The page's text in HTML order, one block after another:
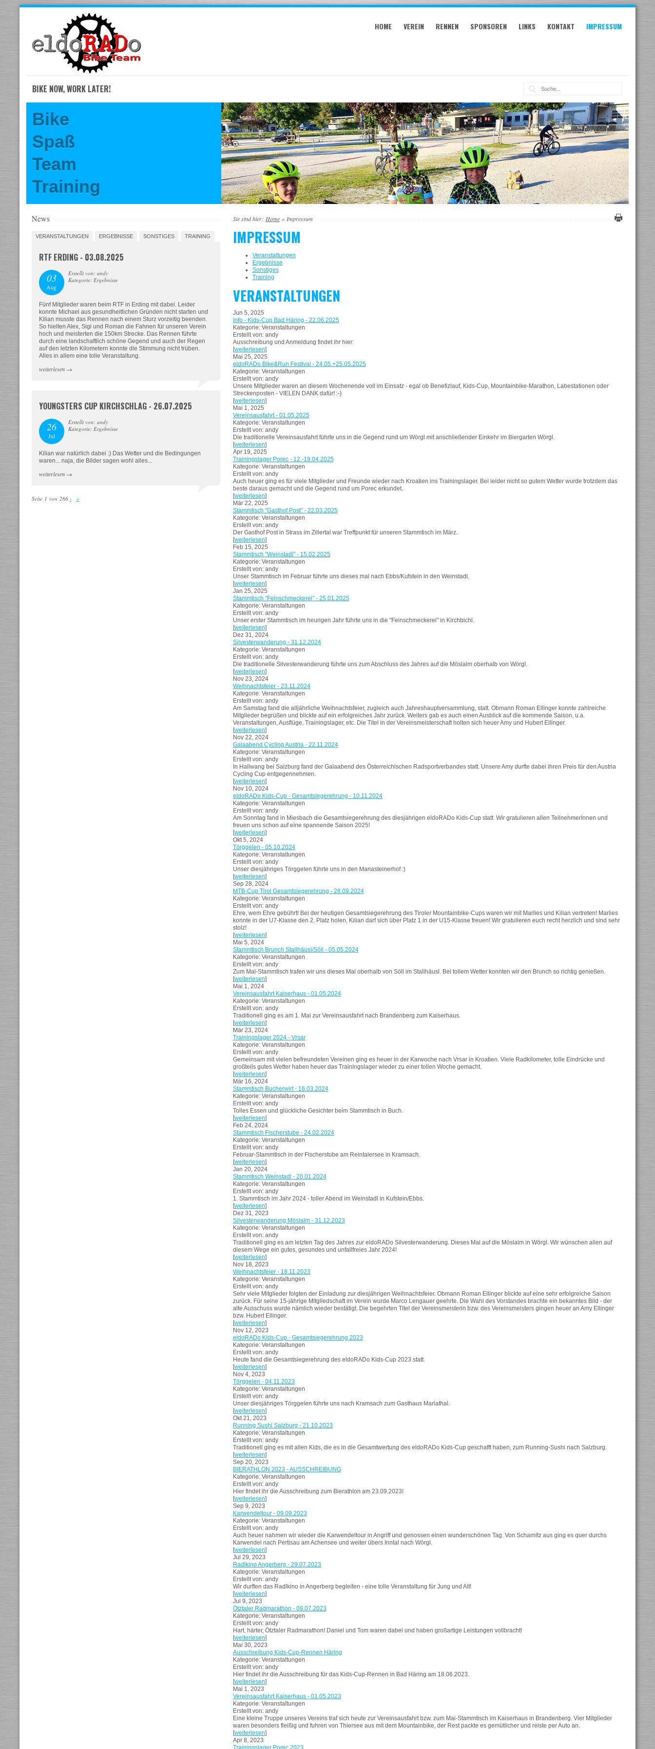
content
HOME VEREIN RENNEN SPONSOREN LINKS KONTAKT IMPRESSUM
BIKE NOW, WORK LATER! Suche:
Bike
Spaß
Team
Training
Sie sind hier: Home » Impressum
IMPRESSUM
Veranstaltungen
Ergebnisse
Sonstiges
Training
VERANSTALTUNGEN
Jun 5, 2025
Info - Kids-Cup Bad Häring - 22.06.2025
Kategorie: Veranstaltungen
Erstellt von: andy
Ausschreibung und Anmeldung findet ihr hier:
[weiterlesen]
Mai 25, 2025
eldoRADo Bike&Run Festival - 24.05.+25.05.2025
Kategorie: Veranstaltungen
Erstellt von: andy
Unsere Mitglieder waren an diesem Wochenende voll im Einsatz - egal ob Benefizlauf, Kids-Cup, Mountainbike-Marathon, Labestationen oder
Streckenposten - VIELEN DANK dafür! :-)
[weiterlesen]
Mai 1, 2025
Vereinsausfahrt - 01.05.2025
Kategorie: Veranstaltungen
Erstellt von: andy
Die traditionelle Vereinsausfahrt führte uns in die Gegend rund um Wörgl mit anschließender Einkehr im Biergarten Wörgl.
[weiterlesen]
Apr 19, 2025
Trainingslager Porec - 12.-19.04.2025
Kategorie: Veranstaltungen
Erstellt von: andy
Auch heuer ging es für viele Mitglieder und Freunde wieder nach Kroatien ins Trainingslager. Bei leider nicht so gutem Wetter wurde trotzdem das
beste daraus gemacht und die Gegend rund um Porec erkundet.
[weiterlesen]
Mär 22, 2025
Stammtisch "Gasthof Post" - 22.03.2025
Kategorie: Veranstaltungen
Erstellt von: andy
Der Gasthof Post in Strass im Zillertal war Treffpunkt für unseren Stammtisch im März.
[weiterlesen]
Feb 15, 2025
Stammtisch "Weinstadl" - 15.02.2025
Kategorie: Veranstaltungen
Erstellt von: andy
Unser Stammtisch im Februar führte uns dieses mal nach Ebbs/Kufstein in den Weinstadl.
[weiterlesen]
Jan 25, 2025
Stammtisch "Feinschmeckerei" - 25.01.2025
Kategorie: Veranstaltungen
Erstellt von: andy
Unser erster Stammtisch im heurigen Jahr führte uns in die "Feinschmeckerei" in Kirchbichl.
[weiterlesen]
Dez 31, 2024
Silvesterwanderung - 31.12.2024
Kategorie: Veranstaltungen
Erstellt von: andy
Die traditionelle Silvesterwanderung führte uns zum Abschluss des Jahres auf die Möslalm oberhalb von Wörgl.
[weiterlesen]
Nov 23, 2024
Weihnachtsfeier - 23.11.2024
Kategorie: Veranstaltungen
Erstellt von: andy
Am Samstag fand die alljährliche Weihnachtsfeier, zugleich auch Jahreshauptversammlung, statt. Obmann Roman Ellinger konnte zahlreiche
Mitglieder begrüßen und blickte auf ein erfolgreiches Jahr zurück. Weiters gab es auch einen Ausblick auf die kommende Saison, u.a.
Veranstaltungen, Ausflüge, Trainingslager, etc. Die Titel in der Vereinsmeisterschaft holten sich heuer Amy und Hubert Ellinger.
[weiterlesen]
Nov 22, 2024
Galaabend Cycling Austria - 22.11.2024
Kategorie: Veranstaltungen
Erstellt von: andy
In Hallwang bei Salzburg fand der Galaabend des Österreichischen Radsportverbandes statt. Unsere Amy durfte dabei ihren Preis für den Austria
Cycling Cup entgegennehmen.
[weiterlesen]
Nov 10, 2024
eldoRADo Kids-Cup - Gesamtsiegerehrung - 10.11.2024
Kategorie: Veranstaltungen
Erstellt von: andy
Am Sonntag fand in Miesbach die Gesamtsiegerehrung des diesjährigen eldoRADo Kids-Cup statt. Wir gratulieren allen TeilnehmerInnen und
freuen uns schon auf eine spannende Saison 2025!
[weiterlesen]
Okt 5, 2024
Törggelen - 05.10.2024
Kategorie: Veranstaltungen
Erstellt von: andy
Unser diesjähriges Törggelen führte uns in den Mariasteinerhof :)
[weiterlesen]
Sep 28, 2024
MTB-Cup Tirol Gesamtsiegerehrung - 28.09.2024
Kategorie: Veranstaltungen
Erstellt von: andy
Ehre, wem Ehre gebührt! Bei der heutigen Gesamtsiegerehrung des Tiroler Mountainbike-Cups waren wir mit Marlies und Kilian vertreten! Marlies
konnte in der U7-Klasse den 2. Platz holen, Kilian darf sich über Platz 1 in der U15-Klasse freuen! Wir gratulieren euch recht herzlich und sind sehr
stolz!
[weiterlesen]
Mai 5, 2024
Stammtisch Brunch Stallhäusl/Söll - 05.05.2024
Kategorie: Veranstaltungen
Erstellt von: andy
Zum Mai-Stammtisch trafen wir uns dieses Mal oberhalb von Söll im Stallhäusl. Bei tollem Wetter konnten wir den Brunch so richtig genießen.
[weiterlesen]
Mai 1, 2024
Vereinsausfahrt Kaiserhaus - 01.05.2024
Kategorie: Veranstaltungen
Erstellt von: andy
Traditionell ging es am 1. Mai zur Vereinsausfahrt nach Brandenberg zum Kaiserhaus.
[weiterlesen]
Mär 23, 2024
Trainingslager 2024 - Vrsar
Kategorie: Veranstaltungen
Erstellt von: andy
Gemeinsam mit vielen befreundeten Vereinen ging es heuer in der Karwoche nach Vrsar in Kroatien. Viele Radkilometer, tolle Eindrücke und
großteils gutes Wetter haben heuer das Trainingslager wieder zu einer tollen Woche gemacht.
[weiterlesen]
Mär 16, 2024
Stammtisch Bucherwirt - 16.03.2024
Kategorie: Veranstaltungen
Erstellt von: andy
Tolles Essen und glückliche Gesichter beim Stammtisch in Buch.
[weiterlesen]
Feb 24, 2024
Stammtisch Fischerstube - 24.02.2024
Kategorie: Veranstaltungen
Erstellt von: andy
Februar-Stammtisch in der Fischerstube am Reintalersee in Kramsach.
[weiterlesen]
Jan 20, 2024
Stammtisch Weinstadl - 20.01.2024
Kategorie: Veranstaltungen
Erstellt von: andy
1. Stammtisch im Jahr 2024 - toller Abend im Weinstadl in Kufstein/Ebbs.
[weiterlesen]
Dez 31, 2023
Silvesterwanderung Möslalm - 31.12.2023
Kategorie: Veranstaltungen
Erstellt von: andy
Traditionell ging es am letzten Tag des Jahres zur eldoRADo Silvesterwanderung. Dieses Mal auf die Möslalm in Wörgl. Wir wünschen allen auf
diesem Wege ein gutes, gesundes und unfallfreies Jahr 2024!
[weiterlesen]
Nov 18, 2023
Weihnachtsfeier - 18.11.2023
Kategorie: Veranstaltungen
Erstellt von: andy
Sehr viele Mitglieder folgten der Einladung zur diesjährigen Weihnachtsfeier. Obmann Roman Ellinger blickte auf eine sehr erfolgreiche Saison
zurück. Für seine 15-jährige Mitgliedschaft im Verein wurde Marco Lengauer geehrte. Die Wahl des Vorstandes brachte ein bekanntes Bild - der
alte Ausschuss wurde nämlich wieder bestätigt. Die begehrten Titel der Vereinsmeisterin bzw. des Vereinsmeisters gingen heuer an Amy Ellinger
bzw. Hubert Ellinger.
[weiterlesen]
Nov 12, 2023
eldoRADo Kids-Cup - Gesamtsiegerehrung 2023
Kategorie: Veranstaltungen
Erstellt von: andy
Heute fand die Gesamtsiegerehrung des eldoRADo Kids-Cup 2023 statt.
[weiterlesen]
Nov 4, 2023
Törggelen - 04.11.2023
Kategorie: Veranstaltungen
Erstellt von: andy
Unser diesjähriges Törggelen führte uns nach Kramsach zum Gasthaus Mariathal.
[weiterlesen]
Okt 21, 2023
Running Sushi Salzburg - 21.10.2023
Kategorie: Veranstaltungen
Erstellt von: andy
Traditionell ging es mit allen Kids, die es in die Gesamtwertung des eldoRADo Kids-Cup geschafft haben, zum Running-Sushi nach Salzburg.
[weiterlesen]
Sep 20, 2023
BIERATHLON 2023 - AUSSCHREIBUNG
Kategorie: Veranstaltungen
Erstellt von: andy
Hier findet ihr die Ausschreibung zum Bierathlon am 23.09.2023!
[weiterlesen]
Sep 9, 2023
Karwendeltour - 09.09.2023
Kategorie: Veranstaltungen
Erstellt von: andy
Auch heuer nahmen wir wieder die Karwendeltour in Angriff und genossen einen wunderschönen Tag. Von Scharnitz aus ging es quer durchs
Karwendel nach Pertisau am Achensee und weiter übers Inntal nach Wörgl.
[weiterlesen]
Jul 29, 2023
Radlkino Angerberg - 29.07.2023
Kategorie: Veranstaltungen
Erstellt von: andy
Wir durften das Radlkino in Angerberg begleiten - eine tolle Veranstaltung für Jung und Alt!
[weiterlesen]
Jul 9, 2023
Ötztaler Radmarathon - 09.07.2023
Kategorie: Veranstaltungen
Erstellt von: andy
Hart, härter, Ötztaler Radmarathon! Daniel und Tom waren dabei und haben großartige Leistungen vollbracht!
[weiterlesen]
Mai 30, 2023
Ausschreibung Kids-Cup-Rennen Häring
Kategorie: Veranstaltungen
Erstellt von: andy
Hier findet ihr die Ausschreibung für das Kids-Cup-Rennen in Bad Häring am 18.06.2023.
[weiterlesen]
Mai 1, 2023
Vereinsausfahrt Kaiserhaus - 01.05.2023
Kategorie: Veranstaltungen
Erstellt von: andy
Eine kleine Truppe unseres Vereins traf sich heute zur Vereinsausfahrt bzw. zum Mai-Stammtisch im Kaiserhaus in Brandenberg. Vier Mitglieder
waren besonders fleißig und fuhren von Thiersee aus mit dem Mountainbike, der Rest packte es gemütlicher und reiste per Auto an.
[weiterlesen]
Apr 8, 2023
Trainingslager Porec 2023
News
VERANSTALTUNGEN ERGEBNISSE SONSTIGES TRAINING
RTF ERDING - 03.08.2025
03
Aug
Erstellt von: andy
Kategorie: Ergebnisse
Fünf Mitglieder waren beim RTF in Erding mit dabei. Leider
konnte Michael aus gesundheitlichen Gründen nicht starten und
Kilian musste das Rennen nach einem Sturz vorzeitig beenden.
So hielten Alex, Sigi und Roman die Fahnen für unseren Verein
hoch und meisterten die 150km Strecke. Das Rennen führte
durch eine landschaftlich schöne Gegend und auch der Regen
auf den letzten Kilometern konnte die Stimmung nicht trüben.
Alles in allem eine tolle Veranstaltung.
weiterlesen→
YOUNGSTERS CUP KIRCHSCHLAG - 26.07.2025
26
Jul
Erstellt von: andy
Kategorie: Ergebnisse
Kilian war natürlich dabei :) Das Wetter und die Bedingungen
waren... naja, die Bilder sagen wohl alles...
weiterlesen→
Seite 1 von 266 › »